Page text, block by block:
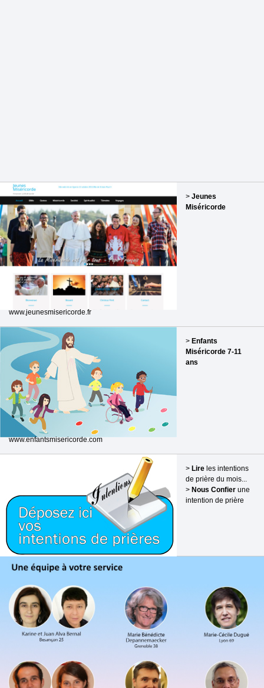
> Jeunes
Miséricorde
www.jeunesmisericorde.fr
> Enfants
Miséricorde 7-11
ans
www.enfantsmisericorde.com
> Lire les intentions
de prière du mois...
> Nous Confier une
intention de prière